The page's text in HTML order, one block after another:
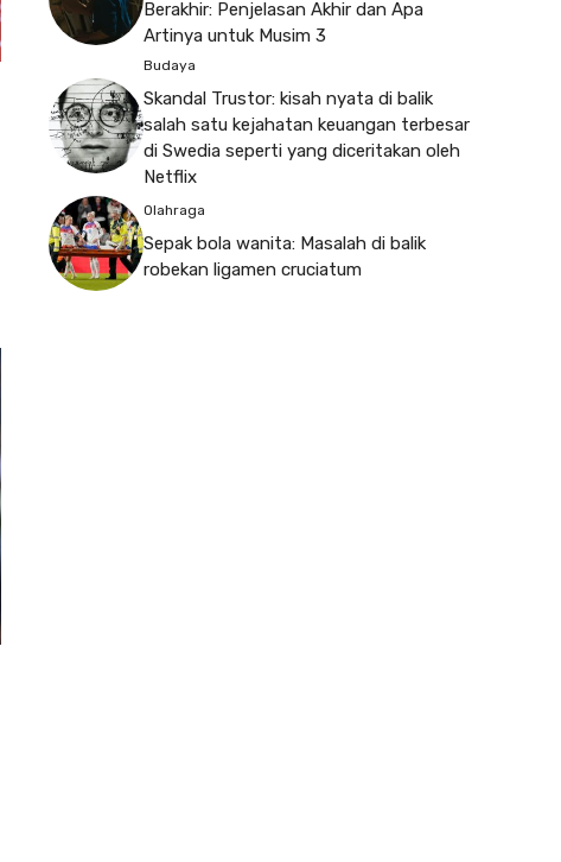
Berakhir: Penjelasan Akhir dan Apa
Artinya untuk Musim 3
Budaya
Skandal Trustor: kisah nyata di balik
salah satu kejahatan keuangan terbesar
di Swedia seperti yang diceritakan oleh
Netflix
Olahraga
Sepak bola wanita: Masalah di balik
robekan ligamen cruciatum